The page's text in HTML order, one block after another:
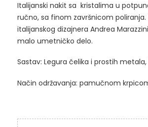
Italijanski nakit sa kristalima u
ručno, sa finom završnicom poliranja.
italijanskog dizajnera Andrea
malo umetničko delo.
Sastav: Legura čelika i prostih metala,
Način održavanja: pamučnom